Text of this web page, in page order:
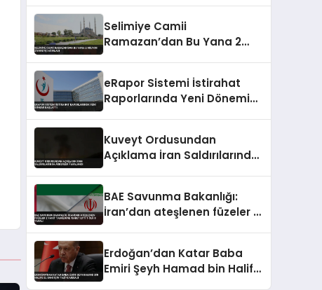
Selimiye Camii
Ramazan’dan Bu Yana 2
eRapor Sistemi İstirahat
Raporlarında Yeni Dönemi
Kuveyt Ordusundan
Açıklama İran Saldırılarında
BAE Savunma Bakanlığı:
İran’dan ateşlenen füzeler 2
Erdoğan’dan Katar Baba
Emiri Şeyh Hamad bin Halife